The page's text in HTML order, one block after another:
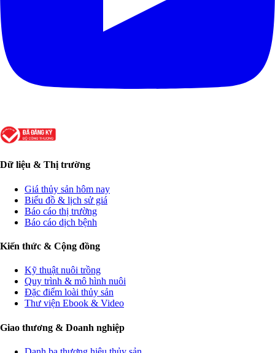
Dữ liệu & Thị trường
Giá thủy sản hôm nay
Biểu đồ & lịch sử giá
Báo cáo thị trường
Báo cáo dịch bệnh
Kiến thức & Cộng đồng
Kỹ thuật nuôi trồng
Quy trình & mô hình nuôi
Đặc điểm loài thủy sản
Thư viện Ebook & Video
Giao thương & Doanh nghiệp